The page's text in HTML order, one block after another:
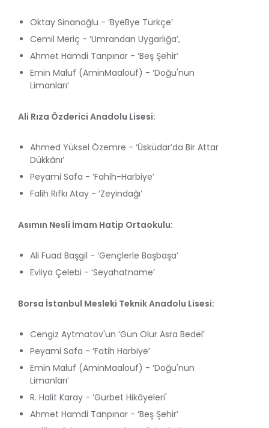
Oktay Sinanoğlu - ‘ByeBye Türkçe’
Cemil Meriç - ‘Umrandan Uygarlığa’,
Ahmet Hamdi Tanpınar - ‘Beş Şehir’
Emin Maluf (AminMaalouf) - ‘Doğu'nun
Limanları’
Ali Rıza Özderici Anadolu Lisesi:
Ahmed Yüksel Özemre - ‘Üsküdar’da Bir Attar
Dükkânı’
Peyami Safa - ‘Fahih-Harbiye’
Falih Rıfkı Atay - ‘Zeyindağı’
Asımın Nesli İmam Hatip Ortaokulu:
Ali Fuad Başgil - ‘Gençlerle Başbaşa’
Evliya Çelebi - ‘Seyahatname’
Borsa İstanbul Mesleki Teknik Anadolu Lisesi:
Cengiz Aytmatov'un ‘Gün Olur Asra Bedel’
Peyami Safa - ‘Fatih Harbiye’
Emin Maluf (AminMaalouf) - ‘Doğu'nun
Limanları’
R. Halit Karay - ’Gurbet Hikâyeleri'
Ahmet Hamdi Tanpınar - ‘Beş Şehir’